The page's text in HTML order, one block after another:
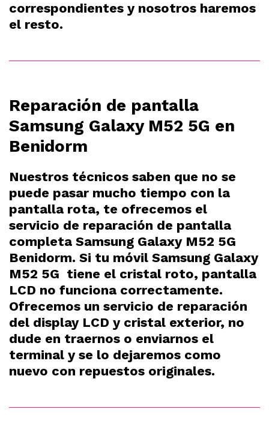
correspondientes y nosotros haremos
el resto.
Reparación de pantalla
Samsung Galaxy M52 5G en
Benidorm
Nuestros técnicos saben que no se
puede pasar mucho tiempo con la
pantalla rota, te ofrecemos el
servicio de reparación de pantalla
completa Samsung Galaxy M52 5G
Benidorm. Si tu móvil Samsung Galaxy
M52 5G tiene el cristal roto, pantalla
LCD no funciona correctamente.
Ofrecemos un servicio de reparación
del display LCD y cristal exterior, no
dude en traernos o enviarnos el
terminal y se lo dejaremos como
nuevo con repuestos originales.